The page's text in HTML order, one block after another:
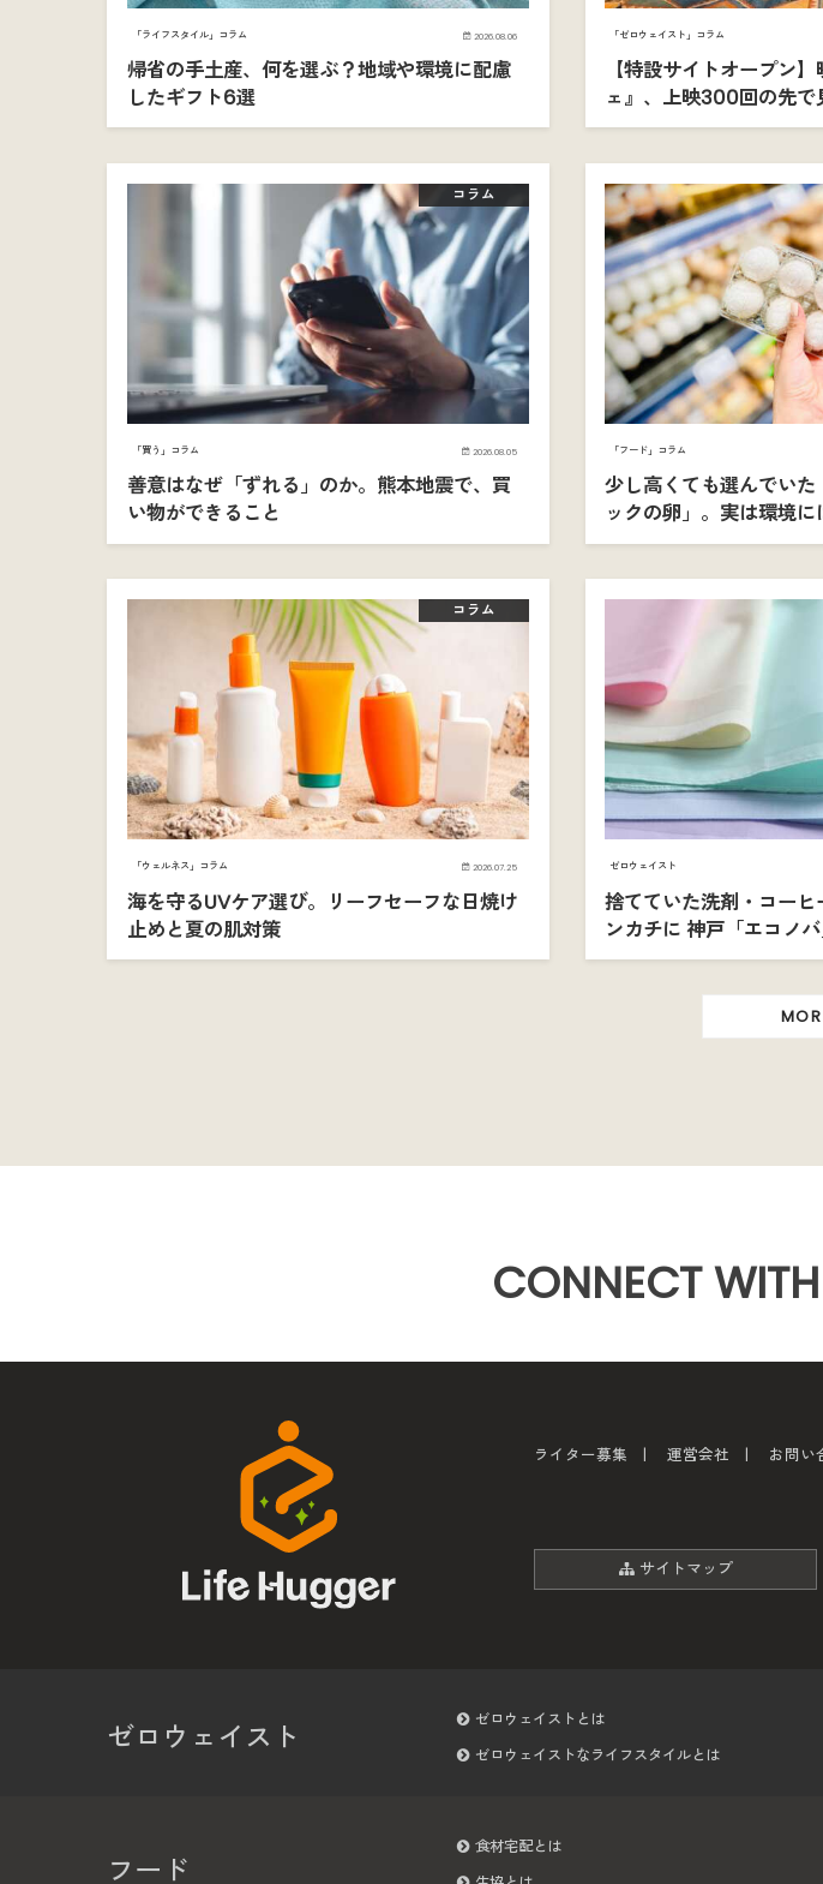
「ライフスタイル」コラム 2026.08.06
帰省の手土産、何を選ぶ？地域や環境に配慮
したギフト6選
「ゼロウェイスト」コラム
【特設サイトオープン
ェ』、上映300回の先で
コラム
「買う」コラム 2026.08.05
善意はなぜ「ずれる」のか。熊本地震で、買
い物ができること
「フード」コラム
少し高くても選んでい
ックの卵」。実は環境に
コラム
「ウェルネス」コラム 2026.07.25
海を守るUVケア選び。リーフセーフな日焼け
止めと夏の肌対策
ゼロウェイスト
捨てていた洗剤・コー
ンカチに 神戸「エコノ
CONNECT
ライター募集 運営会社 お問い
サイトマップ
ゼロウェイスト
ゼロウェイストとは
ゼロウェイストなライフスタイルとは
フード
食材宅配とは